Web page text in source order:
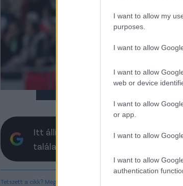
I want to allow my
purposes.
I want to allow
I want to allow
web or device
I want to allow
or app.
I want to allow
I want to allow
authentication
érdekes,
követelte a
Rossi szerint
lesz az az egy.
Itt állíthatod be, hogy a Csakfoci az
találatokban
Tetszett a cikk? Megosztanád?